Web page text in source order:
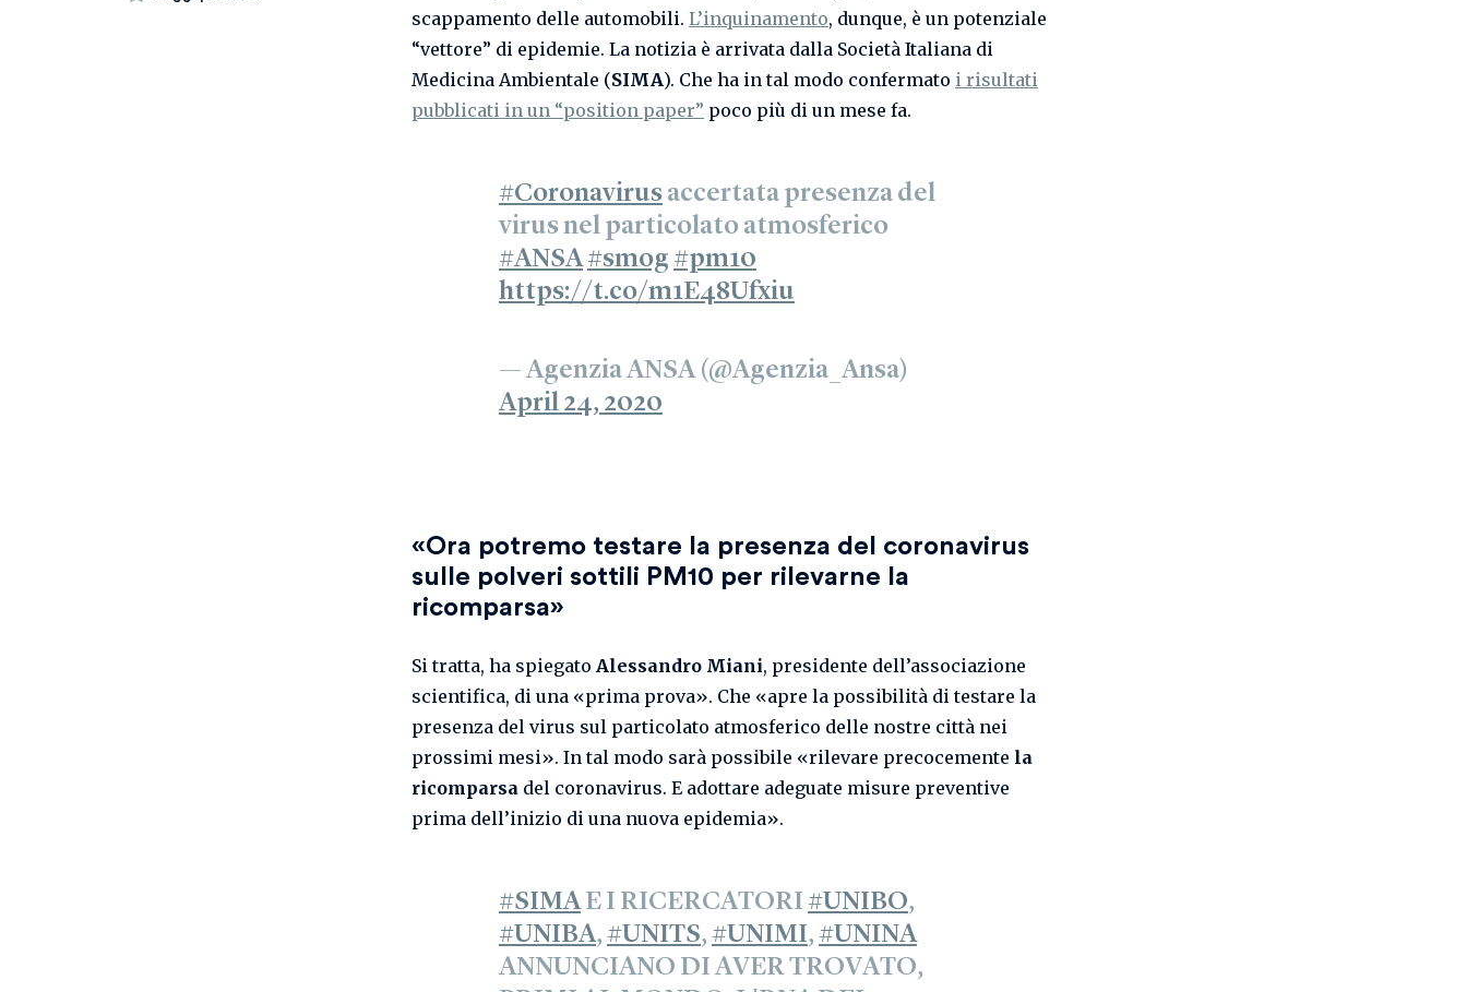
scappamento delle automobili. L’inquinamento, dunque, è un potenziale
“vettore” di epidemie. La notizia è arrivata dalla Società Italiana di
Medicina Ambientale (SIMA). Che ha in tal modo confermato i risultati
pubblicati in un “position paper” poco più di un mese fa.
#Coronavirus accertata presenza del
virus nel particolato atmosferico
#ANSA #smog #pm10
https://t.co/m1E48Ufxiu
— Agenzia ANSA (@Agenzia_Ansa)
April 24, 2020
«Ora potremo testare la presenza del coronavirus
sulle polveri sottili PM10 per rilevarne la
ricomparsa»
Si tratta, ha spiegato Alessandro Miani, presidente dell’associazione
scientifica, di una «prima prova». Che «apre la possibilità di testare la
presenza del virus sul particolato atmosferico delle nostre città nei
prossimi mesi». In tal modo sarà possibile «rilevare precocemente la
ricomparsa del coronavirus. E adottare adeguate misure preventive
prima dell’inizio di una nuova epidemia».
#SIMAE I RICERCATORI #UNIBO,
#UNIBA, #UNITS, #UNIMI, #UNINA
ANNUNCIANO DI AVER TROVATO,